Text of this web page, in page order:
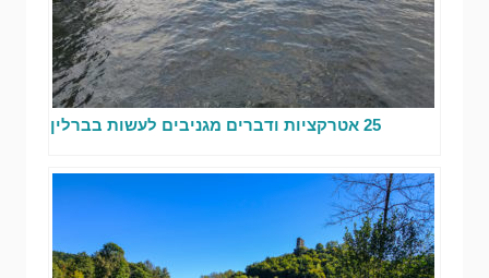
25 אטרקציות ודברים מגניבים לעשות בברלין